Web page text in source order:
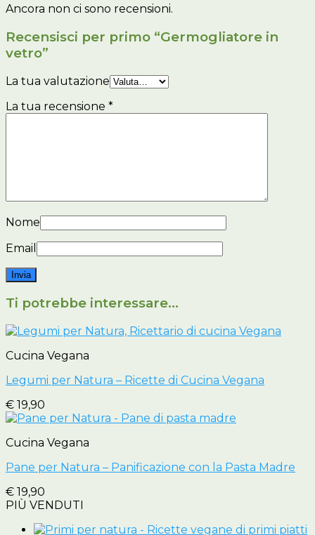
Ancora non ci sono recensioni.
Recensisci per primo “Germogliatore in
vetro”
La tua valutazione
La tua recensione *
Nome
Email
Ti potrebbe interessare…
Cucina Vegana
Legumi per Natura – Ricette di Cucina Vegana
€ 19,90
Cucina Vegana
Pane per Natura – Panificazione con la Pasta Madre
€ 19,90
PIÙ VENDUTI